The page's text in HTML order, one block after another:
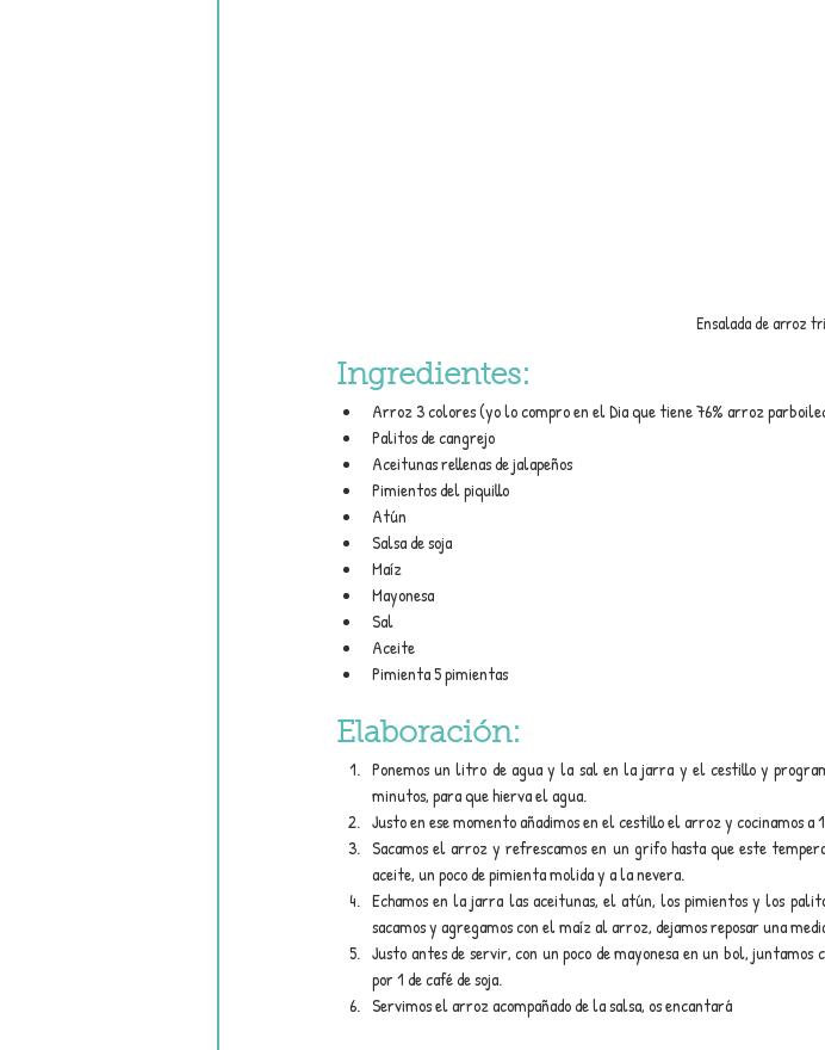
Ensalada de arroz
Ingredientes:
Arroz 3 colores (yo lo compro en el Dia que tiene 76% arroz
Palitos de cangrejo
Aceitunas rellenas de jalapeños
Pimientos del piquillo
Atún
Salsa de soja
Maíz
Mayonesa
Sal
Aceite
Pimienta 5 pimientas
Elaboración:
Ponemos un litro de agua y la sal en la jarra y el cestillo y
minutos, para que hierva el agua.
Justo en ese momento añadimos en el cestillo el arroz y cocinamos
Sacamos el arroz y refrescamos en un grifo hasta que este
aceite, un poco de pimienta molida y a la nevera.
Echamos en la jarra las aceitunas, el atún, los pimientos y los
sacamos y agregamos con el maíz al arroz, dejamos reposar una
Justo antes de servir, con un poco de mayonesa en un bol, juntamos
por 1 de café de soja.
Servimos el arroz acompañado de la salsa, os encantará